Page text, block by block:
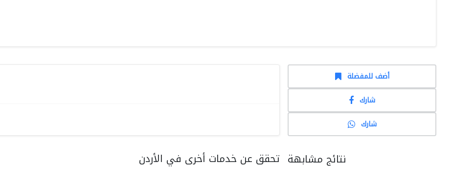
تحقق عن خدمات أخرى في الأردن
أضف للمفضلة
شارك
شارك
نتائج مشابهة